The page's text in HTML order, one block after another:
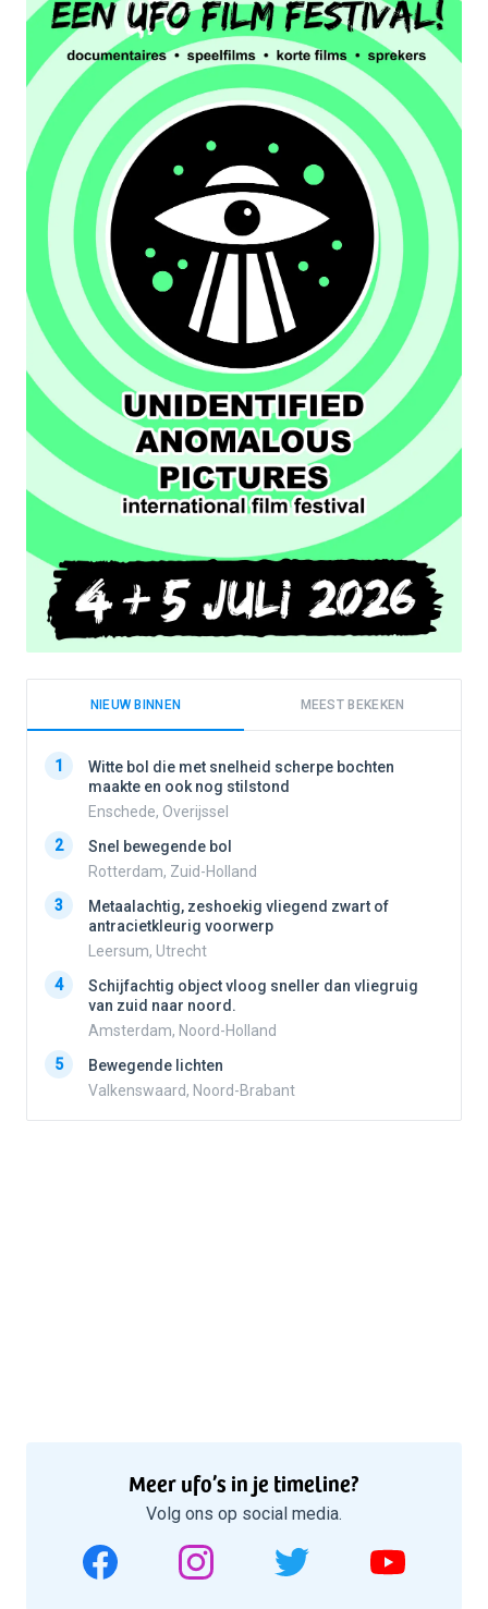
NIEUW BINNEN MEEST BEKEKEN
1
Witte bol die met snelheid scherpe bochten
maakte en ook nog stilstond
Enschede, Overijssel
2
Snel bewegende bol
Rotterdam, Zuid-Holland
3
Metaalachtig, zeshoekig vliegend zwart of
antracietkleurig voorwerp
Leersum, Utrecht
4
Schijfachtig object vloog sneller dan vliegruig
van zuid naar noord.
Amsterdam, Noord-Holland
5
Bewegende lichten
Valkenswaard, Noord-Brabant
Meer ufo’s in je timeline?
Volg ons op social media.